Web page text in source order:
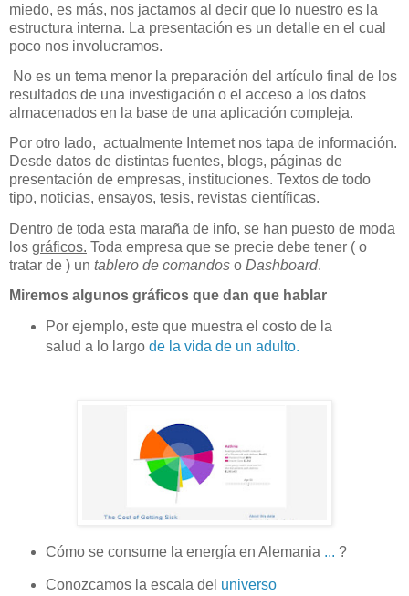
miedo, es más, nos jactamos al decir que lo nuestro es la
estructura interna. La presentación es un detalle en el cual
poco nos involucramos.
No es un tema menor la preparación del artículo final de los
resultados de una investigación o el acceso a los datos
almacenados en la base de una aplicación compleja.
Por otro lado, actualmente Internet nos tapa de información.
Desde datos de distintas fuentes, blogs, páginas de
presentación de empresas, instituciones. Textos de todo
tipo, noticias, ensayos, tesis, revistas científicas.
Dentro de toda esta maraña de info, se han puesto de moda
los gráficos. Toda empresa que se precie debe tener ( o
tratar de ) un tablero de comandos o Dashboard.
Miremos algunos gráficos que dan que hablar
Por ejemplo, este que muestra el costo de la
salud a lo largo de la vida de un adulto.
Cómo se consume la energía en Alemania ... ?
Conozcamos la escala del universo